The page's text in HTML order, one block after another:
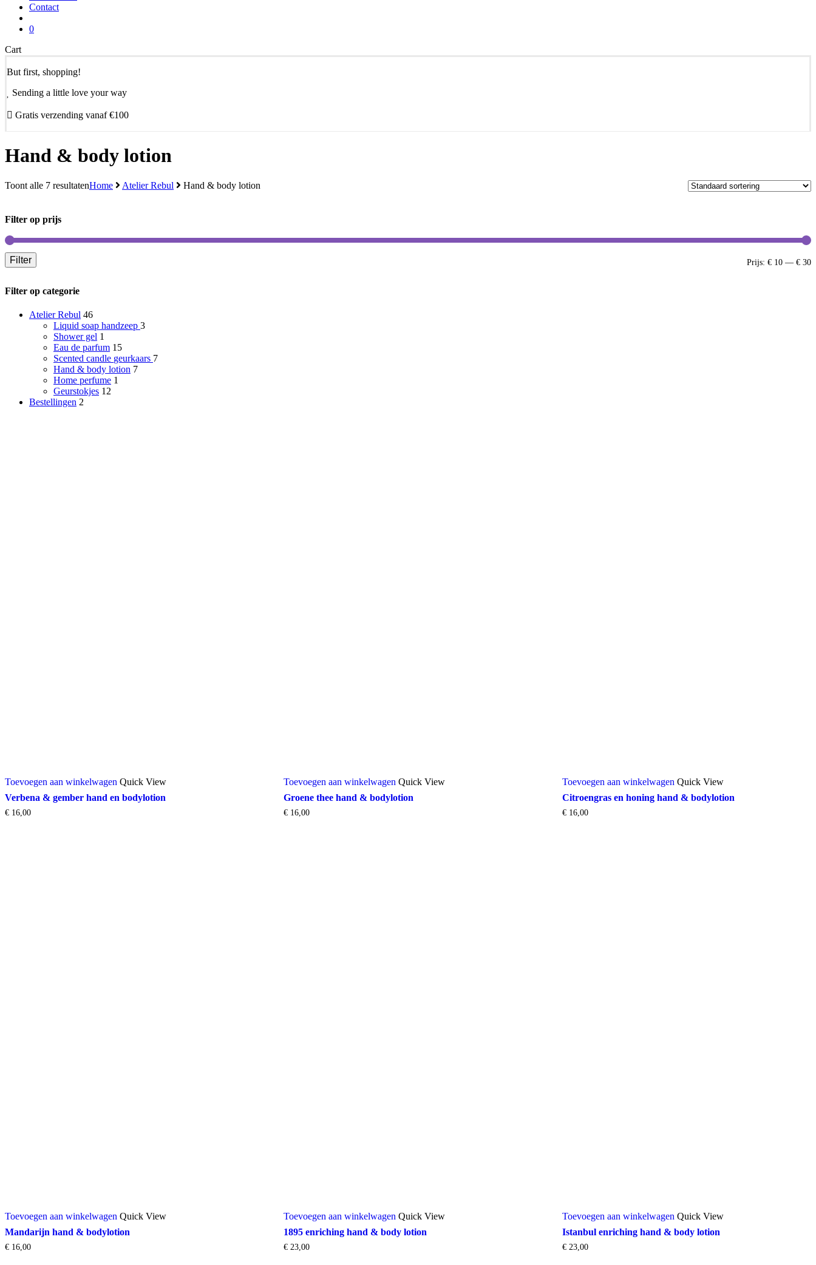
Contact
0
CartClose
But first, shopping!
Sending a little love your way
Gratis verzending vanaf €100
Hand & body lotion
Toont alle 7 resultatenHome Atelier Rebul Hand & body lotion
Filter op prijs
Filter Prijs: € 10 — € 30
Filter op categorie
Atelier Rebul 46
Liquid soap handzeep 3
Shower gel 1
Eau de parfum 15
Scented candle geurkaars 7
Hand & body lotion 7
Home perfume 1
Geurstokjes 12
Bestellingen 2
Toevoegen aan winkelwagen Quick View
Verbena & gember hand en bodylotion
€ 16,00
Toevoegen aan winkelwagen Quick View
Groene thee hand & bodylotion
€16,00
Toevoegen aan winkelwagen Quick View
Citroengras en honing hand & bodylotion
€16,00
Toevoegen aan winkelwagen Quick View
Mandarijn hand & bodylotion
€ 16,00
Toevoegen aan winkelwagen Quick View
1895 enriching hand & body lotion
€23,00
Toevoegen aan winkelwagen Quick View
Istanbul enriching hand & body lotion
€23,00